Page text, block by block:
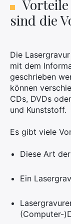
sind die
Die
mit dem
geschrieben
können
CDs, DVDs
und Kunststoff.
Es gibt viele
Diese Art
Ein
(Computer-
Sie